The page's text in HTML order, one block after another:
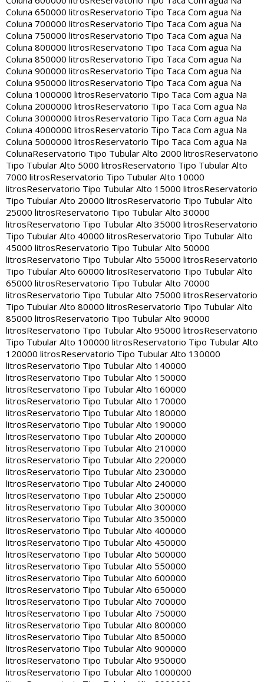
Coluna 650000 litrosReservatorio Tipo Taca Com agua Na
Coluna 700000 litrosReservatorio Tipo Taca Com agua Na
Coluna 750000 litrosReservatorio Tipo Taca Com agua Na
Coluna 800000 litrosReservatorio Tipo Taca Com agua Na
Coluna 850000 litrosReservatorio Tipo Taca Com agua Na
Coluna 900000 litrosReservatorio Tipo Taca Com agua Na
Coluna 950000 litrosReservatorio Tipo Taca Com agua Na
Coluna 1000000 litrosReservatorio Tipo Taca Com agua Na
Coluna 2000000 litrosReservatorio Tipo Taca Com agua Na
Coluna 3000000 litrosReservatorio Tipo Taca Com agua Na
Coluna 4000000 litrosReservatorio Tipo Taca Com agua Na
Coluna 5000000 litrosReservatorio Tipo Taca Com agua Na
ColunaReservatorio Tipo Tubular Alto 2000 litrosReservatorio
Tipo Tubular Alto 5000 litrosReservatorio Tipo Tubular Alto
7000 litrosReservatorio Tipo Tubular Alto 10000
litrosReservatorio Tipo Tubular Alto 15000 litrosReservatorio
Tipo Tubular Alto 20000 litrosReservatorio Tipo Tubular Alto
25000 litrosReservatorio Tipo Tubular Alto 30000
litrosReservatorio Tipo Tubular Alto 35000 litrosReservatorio
Tipo Tubular Alto 40000 litrosReservatorio Tipo Tubular Alto
45000 litrosReservatorio Tipo Tubular Alto 50000
litrosReservatorio Tipo Tubular Alto 55000 litrosReservatorio
Tipo Tubular Alto 60000 litrosReservatorio Tipo Tubular Alto
65000 litrosReservatorio Tipo Tubular Alto 70000
litrosReservatorio Tipo Tubular Alto 75000 litrosReservatorio
Tipo Tubular Alto 80000 litrosReservatorio Tipo Tubular Alto
85000 litrosReservatorio Tipo Tubular Alto 90000
litrosReservatorio Tipo Tubular Alto 95000 litrosReservatorio
Tipo Tubular Alto 100000 litrosReservatorio Tipo Tubular Alto
120000 litrosReservatorio Tipo Tubular Alto 130000
litrosReservatorio Tipo Tubular Alto 140000
litrosReservatorio Tipo Tubular Alto 150000
litrosReservatorio Tipo Tubular Alto 160000
litrosReservatorio Tipo Tubular Alto 170000
litrosReservatorio Tipo Tubular Alto 180000
litrosReservatorio Tipo Tubular Alto 190000
litrosReservatorio Tipo Tubular Alto 200000
litrosReservatorio Tipo Tubular Alto 210000
litrosReservatorio Tipo Tubular Alto 220000
litrosReservatorio Tipo Tubular Alto 230000
litrosReservatorio Tipo Tubular Alto 240000
litrosReservatorio Tipo Tubular Alto 250000
litrosReservatorio Tipo Tubular Alto 300000
litrosReservatorio Tipo Tubular Alto 350000
litrosReservatorio Tipo Tubular Alto 400000
litrosReservatorio Tipo Tubular Alto 450000
litrosReservatorio Tipo Tubular Alto 500000
litrosReservatorio Tipo Tubular Alto 550000
litrosReservatorio Tipo Tubular Alto 600000
litrosReservatorio Tipo Tubular Alto 650000
litrosReservatorio Tipo Tubular Alto 700000
litrosReservatorio Tipo Tubular Alto 750000
litrosReservatorio Tipo Tubular Alto 800000
litrosReservatorio Tipo Tubular Alto 850000
litrosReservatorio Tipo Tubular Alto 900000
litrosReservatorio Tipo Tubular Alto 950000
litrosReservatorio Tipo Tubular Alto 1000000